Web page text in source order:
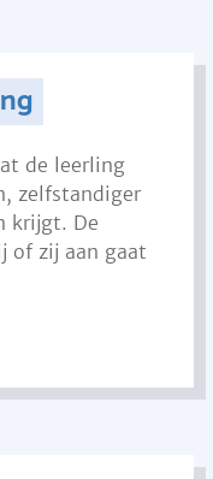
de leerling
zelfstandiger
krijgt. De
of zij aan gaat